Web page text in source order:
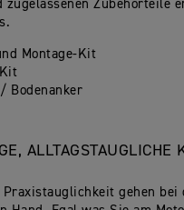
zugelassenen Zubehörteile
Montage-Kit
Bodenanker
ALLTAGSTAUGLICHE
gehen bei